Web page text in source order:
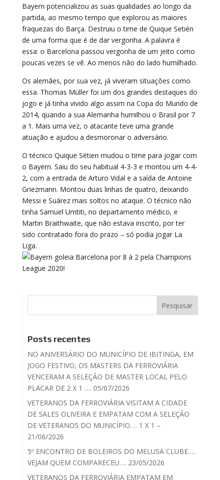
Bayern potencializou as suas qualidades ao longo da
partida, ao mesmo tempo que explorou as maiores
fraquezas do Barça. Destruiu o time de Quique Setién
de uma forma que é de dar vergonha. A palavra é
essa: o Barcelona passou vergonha de um jeito como
poucas vezes se vê. Ao menos não do lado humilhado.
Os alemães, por sua vez, já viveram situações como
essa. Thomas Müller foi um dos grandes destaques do
jogo e já tinha vivido algo assim na Copa do Mundo de
2014, quando a sua Alemanha humilhou o Brasil por 7
a 1. Mais uma vez, o atacante teve uma grande
atuação e ajudou a desmoronar o adversário.
O técnico Quique Sétien mudou o time para jogar com
o Bayern. Saiu do seu habitual 4-3-3 e montou um 4-4-
2, com a entrada de Arturo Vidal e a saída de Antoine
Griezmann. Montou duas linhas de quatro, deixando
Messi e Suárez mais soltos no ataque. O técnico não
tinha Samuel Umtiti, no departamento médico, e
Martin Braithwaite, que não estava inscrito, por ter
sido contratado fora do prazo – só podia jogar La
Liga.
Posts recentes
NO ANIVERSÁRIO DO MUNICÍPIO DE IBITINGA, EM
JOGO FESTIVO, OS MASTERS DA FERROVIÁRIA
VENCERAM A SELEÇÃO DE MASTER LOCAL PELO
PLACAR DE 2 X 1 …. 05/07/2026
VETERANOS DA FERROVIÁRIA VISITAM A CIDADE
DE SALES OLIVEIRA E EMPATAM COM A SELEÇÃO
DE VETERANOS DO MUNICÍPIO…. 1 X 1 –
21/06/2026
5º ENCONTRO DE BOLEIROS DO MELUSA CLUBE….
VEJAM QUEM COMPARECEU…. 23/05/2026
VETERANOS DA FERROVIÁRIA EMPATAM EM